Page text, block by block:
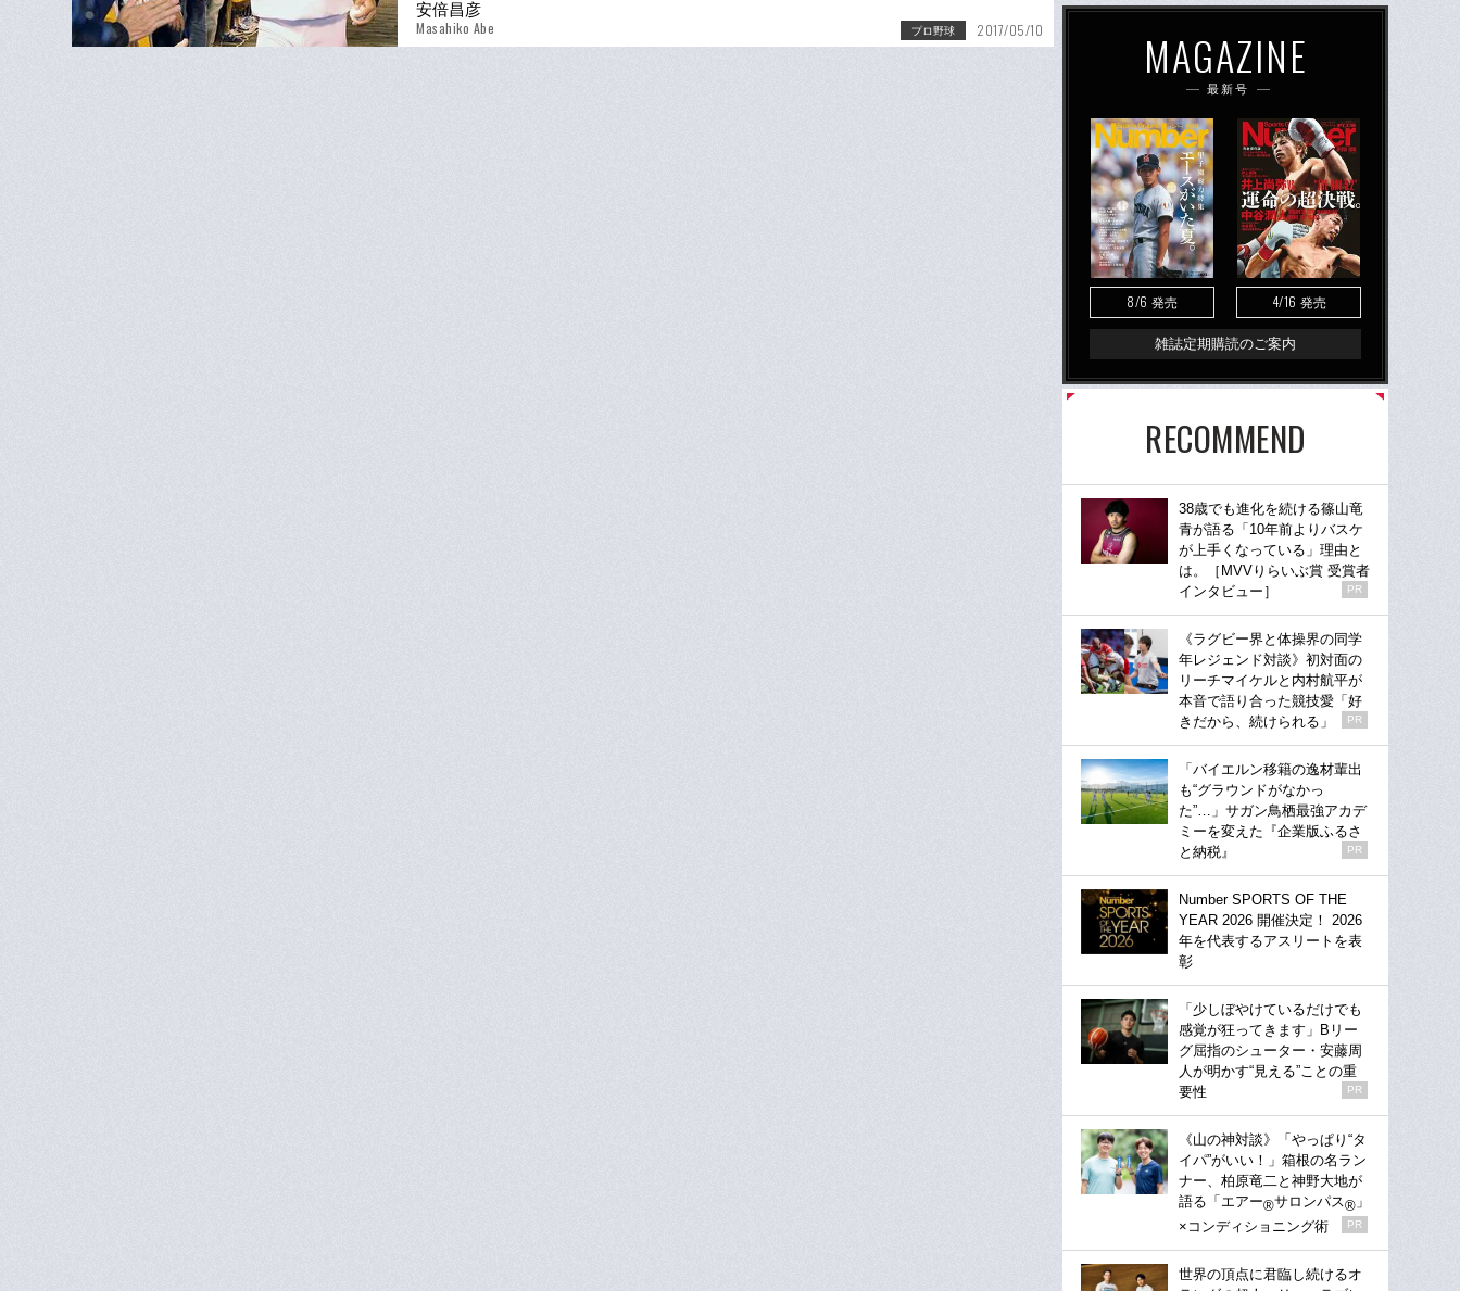
安倍昌彦
Masahiko Abe プロ野球 2017/05/10 MAGAZINE
最新号
8/6 発売 4/16 発売
雑誌定期購読のご案内
RECOMMEND
38歳でも進化を続ける篠山竜
青が語る「10年前よりバスケ
が上手くなっている」理由と
は。［MVVりらいぶ賞 受賞者
インタビュー］
PR
《ラグビー界と体操界の同学
年レジェンド対談》初対面の
リーチマイケルと内村航平が
本音で語り合った競技愛「好
きだから、続けられる」
PR
「バイエルン移籍の逸材輩出
も“グラウンドがなかっ
た”…」サガン鳥栖最強アカデ
ミーを変えた『企業版ふるさ
と納税』
PR
Number SPORTS OF THE
YEAR 2026 開催決定！ 2026
年を代表するアスリートを表
彰
「少しぼやけているだけでも
感覚が狂ってきます」Bリー
グ屈指のシューター・安藤周
人が明かす“見える”ことの重
要性
PR
《山の神対談》「やっぱり“タ
イパ”がいい！」箱根の名ラン
ナー、柏原竜二と神野大地が
語る「エアー®サロンパス® 」
×コンディショニング術
PR
世界の頂点に君臨し続けるオ